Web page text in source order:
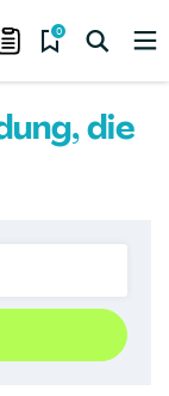
0
die